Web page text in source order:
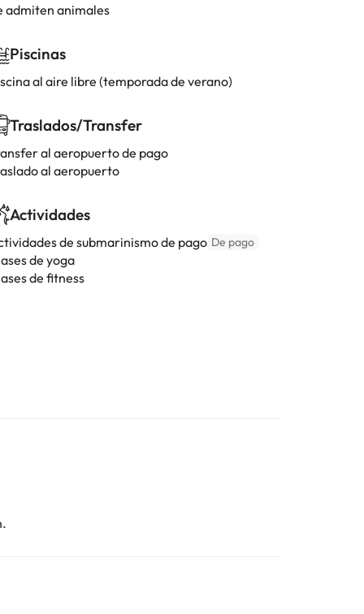
admiten animales
Piscinas
al aire libre (temporada de verano)
Traslados/Transfer
al aeropuerto de pago
al aeropuerto
Actividades
de submarinismo de pago De pago
de yoga
de fitness